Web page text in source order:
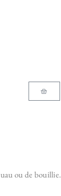
ou de bouillie.